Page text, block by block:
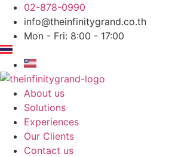
Skip
content
02-878-0990
info@theinfinitygrand.co.th
Mon - Fri: 8:00 - 17:00
About us
Solutions
Experiences
Our Clients
Contact us